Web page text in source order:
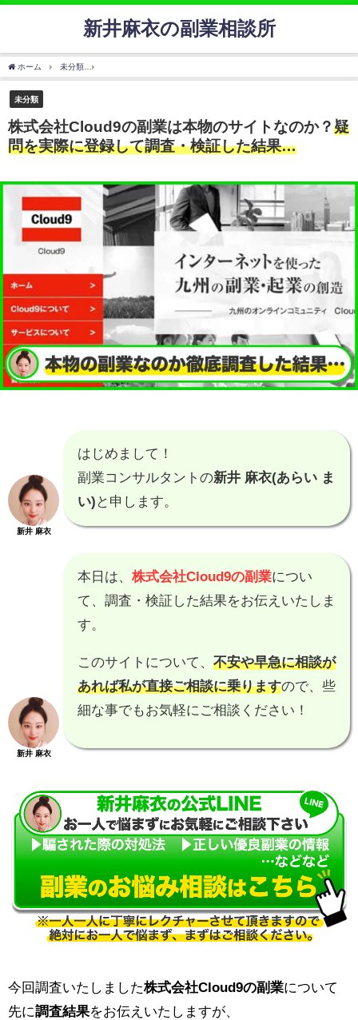
新井麻衣の副業相談所
ホーム 未分類
未分類
株式会社Cloud9の副業は本物のサイトなのか？疑
問を実際に登録して調査・検証した結果…
新井 麻衣
はじめまして！
副業コンサルタントの新井 麻衣(あらい ま
い) と申します。
新井 麻衣
本日は、 株式会社Cloud9の副業につい
て、調査・検証した結果をお伝えいたしま
す。
このサイトについて、 不安や早急に相談が
あれば私が直接ご相談に乗りますので、些
細な事でもお気軽にご相談ください！
今回調査いたしました株式会社Cloud9の副業について
先に調査結果をお伝えいたしますが、